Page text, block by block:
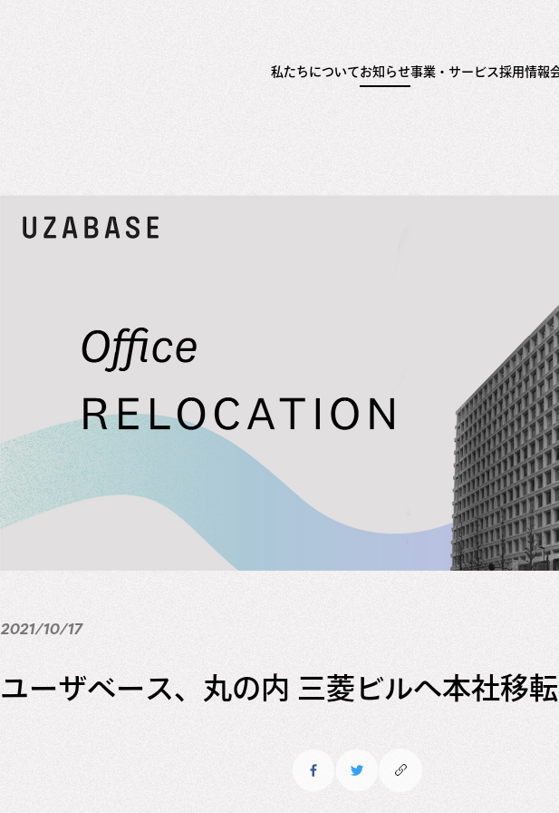
私たちについてお知らせ事業・サービス採用情報
2021/10/17
ユーザベース、丸の内 三菱ビルへ本社移